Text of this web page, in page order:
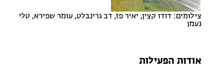
צילומים: דודו קצין, יאיר פז, דב גרינבלט, עומר שפירא, טלי
נעמן
אודות הפעילות